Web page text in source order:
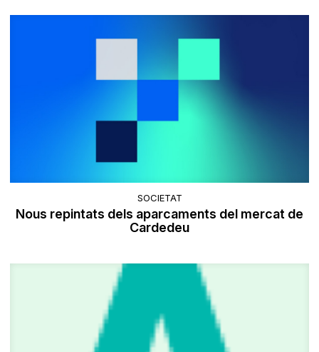
SOCIETAT
Nous repintats dels aparcaments del mercat de
Cardedeu